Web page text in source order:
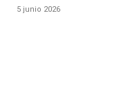
5 junio 2026